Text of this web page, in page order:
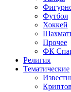
Футбол
Хоккей
Прочее
ФК
Религия
Тематические